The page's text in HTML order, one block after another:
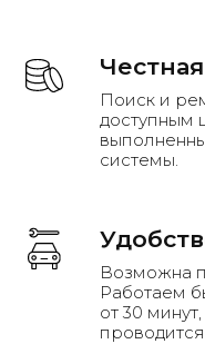
Поиск и
доступным
системы.
Возможна
Работаем
от 30
Примеры